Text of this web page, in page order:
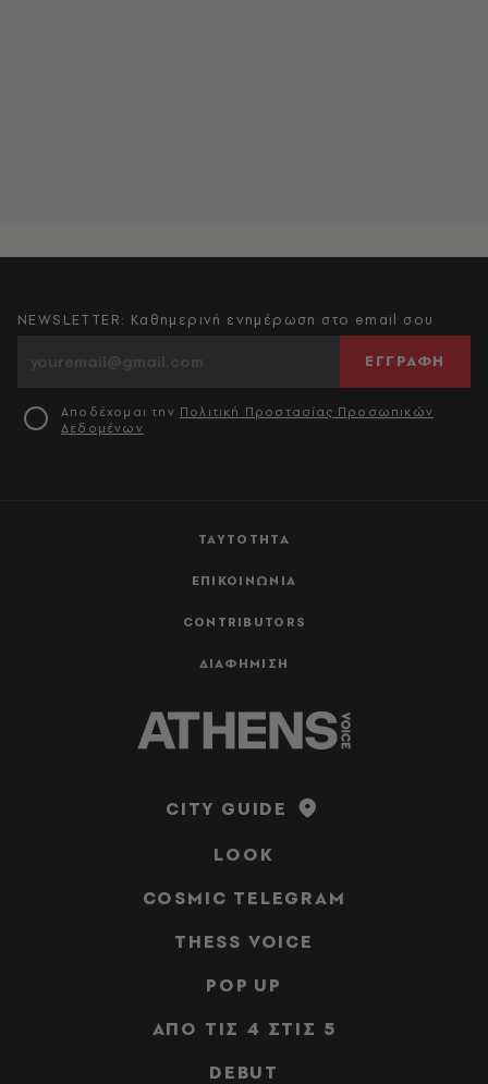
ΤΑΥΤΟΤΗΤΑ
ΕΠΙΚΟΙΝΩΝΙΑ
CONTRIBUTORS
ΔΙΑΦΗΜΙΣΗ
NEWSLETTER: Καθημερινή ενημέρωση στο email σου
ΕΓΓΡΑΦΗ
Αποδέχομαι την Πολιτική Προστασίας Προσωπικών
Δεδομένων
CITY GUIDE
LOOK
COSMIC TELEGRAM
THESS VOICE
POP UP
ΑΠΟ ΤΙΣ 4 ΣΤΙΣ 5
DEBUT